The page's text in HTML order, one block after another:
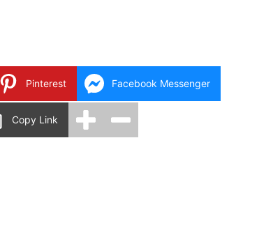
Pinterest Facebook Messenger
Copy Link